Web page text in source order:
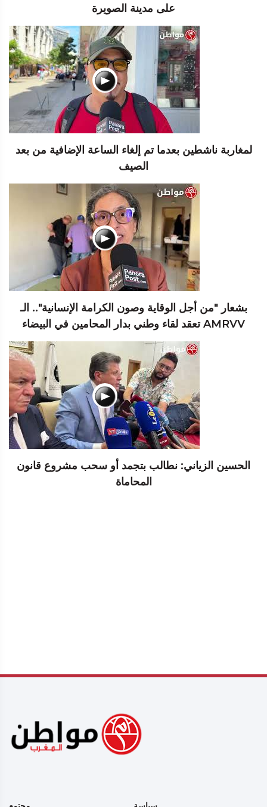
على مدينة الصويرة
لمغاربة ناشطين بعدما تم إلغاء الساعة الإضافية من بعد
الصيف
بشعار "من أجل الوقاية وصون الكرامة الإنسانية".. الـ
AMRVV تعقد لقاء وطني بدار المحامين في البيضاء
الحسين الزياني: نطالب بتجمد أو سحب مشروع قانون
المحاماة